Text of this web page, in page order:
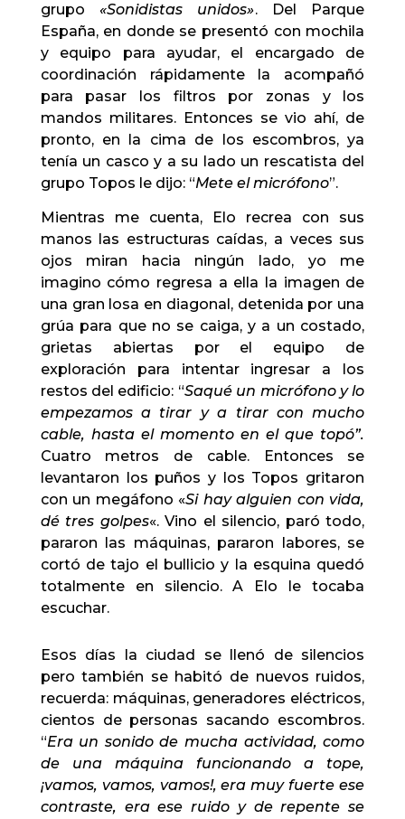
grupo «Sonidistas unidos». Del Parque
España, en donde se presentó con mochila
y equipo para ayudar, el encargado de
coordinación rápidamente la acompañó
para pasar los filtros por zonas y los
mandos militares. Entonces se vio ahí, de
pronto, en la cima de los escombros, ya
tenía un casco y a su lado un rescatista del
grupo Topos le dijo: “Mete elmicrófono”.
Mientras me cuenta, Elo recrea con sus
manos las estructuras caídas, a veces sus
ojos miran hacia ningún lado, yo me
imagino cómo regresa a ella la imagen de
una gran losa en diagonal, detenida por una
grúa para que no se caiga, y a un costado,
grietas abiertas por el equipo de
exploración para intentar ingresar a los
restos del edificio: “Saqué un micrófono ylo
empezamos a tirar ya tirar con mucho
cable, hasta el momento en el que topó”.
Cuatro metros de cable.
Entonces se
levantaron los puños y los Topos gritaron
con un megáfono «Si hay alguien con vida,
dé tres golpes«. Vino el silencio, paró todo,
pararon las máquinas, pararon labores, se
cortó de tajo el bullicio y la esquina quedó
totalmente en silencio. A Elo le tocaba
escuchar.
Esos días la ciudad se llenó de silencios
pero también se habitó de nuevos ruidos,
recuerda: máquinas, generadores eléctricos,
cientos de personas sacando escombros.
“Era un sonido de mucha actividad, como
de una máquina funcionando a tope,
¡vamos, vamos, vamos!, era muy fuerte ese
contraste, era ese ruido y de repente se